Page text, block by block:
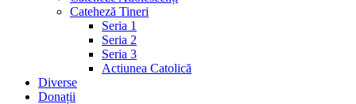
Cateheză Tineri
Seria 1
Seria 2
Seria 3
Actiunea Catolică
Diverse
Donații